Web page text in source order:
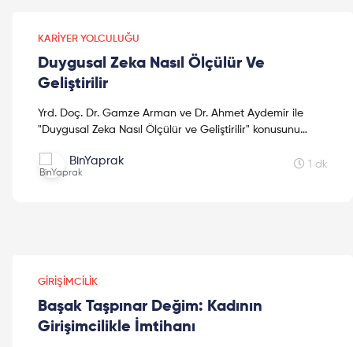
KARIYER YOLCULUĞU
Duygusal Zeka Nasıl Ölçülür Ve
Geliştirilir
Yrd. Doç. Dr. Gamze Arman ve Dr. Ahmet Aydemir ile
"Duygusal Zeka Nasıl Ölçülür ve Geliştirilir" konusunu
BinYaprak 1 dk
GIRIŞIMCILIK
Başak Taşpınar Değim: Kadının
Girişimcilikle İmtihanı